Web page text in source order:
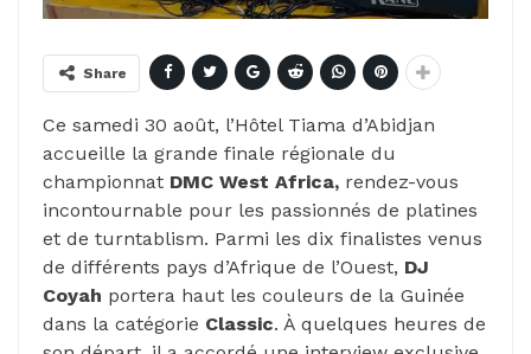
Share
Ce samedi 30 août, l’Hôtel Tiama d’Abidjan
accueille la grande finale régionale du
championnat DMC West Africa, rendez-vous
incontournable pour les passionnés de platines
et de turntablism. Parmi les dix finalistes venus
de différents pays d’Afrique de l’Ouest, DJ
Coyah portera haut les couleurs de la Guinée
dans la catégorie Classic. À quelques heures de